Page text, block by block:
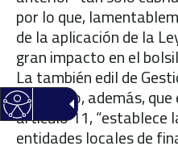
por lo que,
de la aplicación de la
gran impacto en el
La también edil de
detallado, además,
artículo 11, “establece
entidades locales de